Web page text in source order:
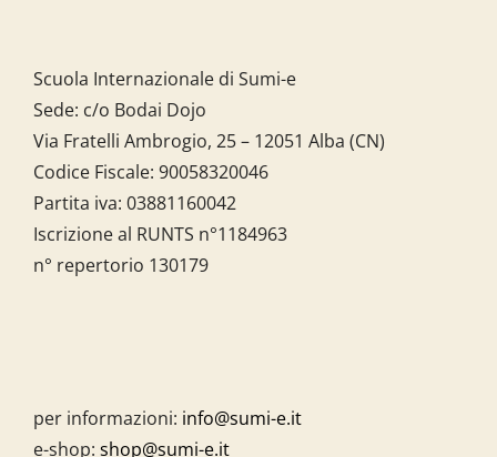
Scuola Internazionale di Sumi-e
Sede: c/o Bodai Dojo
Via Fratelli Ambrogio, 25 – 12051 Alba (CN)
Codice Fiscale: 90058320046
Partita iva: 03881160042
Iscrizione al RUNTS n°1184963
n° repertorio 130179
per informazioni: info@sumi-e.it
e-shop: shop@sumi-e.it